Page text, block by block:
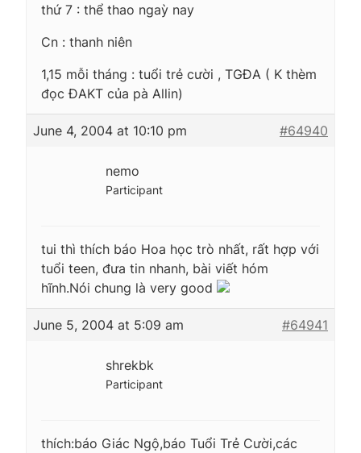
thứ 7 : thể thao ngaỳ nay
Cn : thanh niên
1,15 mỗi tháng : tuổi trẻ cười , TGĐA ( K thèm
đọc ĐAKT của pà Allin)
June 4, 2004 at 10:10 pm #64940
nemo
Participant
tui thì thích báo Hoa học trò nhất, rất hợp với
tuổi teen, đưa tin nhanh, bài viết hóm
hĩnh.Nói chung là very good
June 5, 2004 at 5:09 am #64941
shrekbk
Participant
thích:báo Giác Ngộ,báo Tuổi Trẻ Cười,các